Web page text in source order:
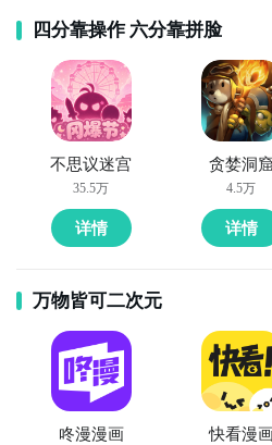
方法三： 查看九游开测表
步骤1：在九游开测表中玩家们
测的手机游戏，以及最近十天
具体的测试时间以及测试阶段
查找上班迟到了的相关公测时间
步骤2：访问地址>>>
手游开测
位玩家是否都已经掌握好以上
关注上班迟到了什么时候开测
么时候公测等信息，还有一个
到了专区的每日更新，欢迎大
题，我们会第一时间为您解答
立即下载
四分靠操作 六分靠拼脸
不思议迷宫
35.5万
详情
贪婪洞窟
4.5万
详情
万物皆可二次元
咚漫漫画 快看漫